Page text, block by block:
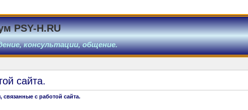
PSY-H.RU
консультации, общение.
сайта.
связанные с работой сайта.